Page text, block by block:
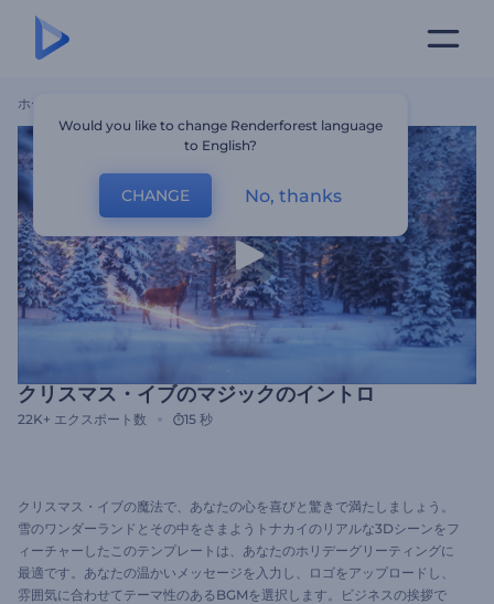
ホーム
クリスマス・イブのマジックのイントロ
22K+ エクスポート数 15 秒
クリスマス・イブの魔法で、あなたの心を喜びと驚きで満たしましょう。
雪のワンダーランドとその中をさまようトナカイのリアルな3Dシーンをフ
ィーチャーしたこのテンプレートは、あなたのホリデーグリーティングに
最適です。あなたの温かいメッセージを入力し、ロゴをアップロードし、
雰囲気に合わせてテーマ性のあるBGMを選択します。ビジネスの挨拶で
Would you like to change Renderforest language
to English?
CHANGE No, thanks